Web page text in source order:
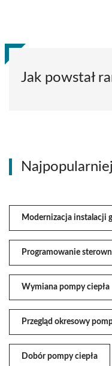
Jak powstał
Modernizacja instalacji
Programowanie
Wymiana pompy ciepła
Przegląd okresowy
Dobór pompy ciepła